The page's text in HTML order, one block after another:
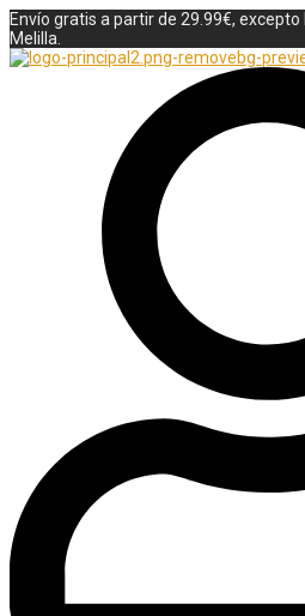
Envío gratis a partir de 29.99€, excepto
Melilla.